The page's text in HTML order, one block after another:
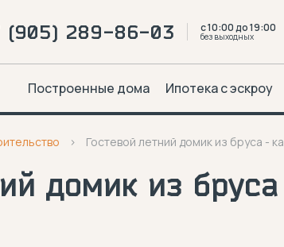
(905) 289-86-03 с 10:00 до 19:00
без выходных
Построенные дома Ипотека с эскроу
Гостевой летний домик из бруса -
домик из